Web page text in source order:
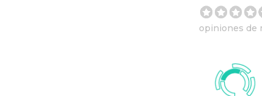
opiniones de